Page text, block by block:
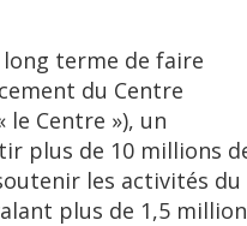
long terme de faire
du Centre
Centre »), un
plus de 10 millions
les activités du
plus de 1,5 million